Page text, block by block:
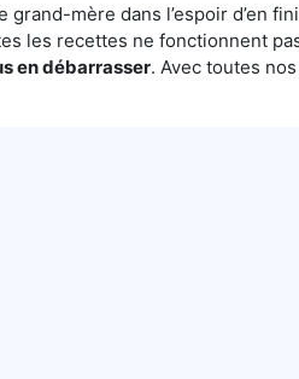
mère dans l’espoir d’en
les recettes ne fonctionnent
en débarrasser. Avec toutes